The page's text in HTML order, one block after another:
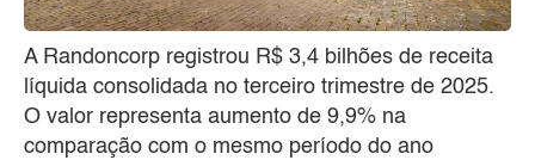
A Randoncorp registrou R$ 3,4 bilhões de receita
líquida consolidada no terceiro trimestre de 2025.
O valor representa aumento de 9,9% na
comparação com o mesmo período do ano